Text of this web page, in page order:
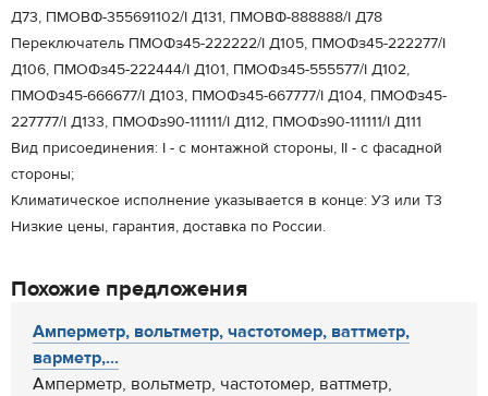
Д73, ПМОВФ-355691102/I Д131, ПМОВФ-888888/I Д78
Переключатель ПМОФз45-222222/I Д105, ПМОФз45-222277/I
Д106, ПМОФз45-222444/I Д101, ПМОФз45-555577/I Д102,
ПМОФз45-666677/I Д103, ПМОФз45-667777/I Д104, ПМОФз45-
227777/I Д133, ПМОФз90-111111/I Д112, ПМОФз90-111111/I Д111
Вид присоединения: I - с монтажной стороны, II - с фасадной
стороны;
Климатическое исполнение указывается в конце: У3 или Т3
Низкие цены, гарантия, доставка по России.
Похожие предложения
Амперметр, вольтметр, частотомер, ваттметр,
варметр,...
Амперметр, вольтметр, частотомер, ваттметр,